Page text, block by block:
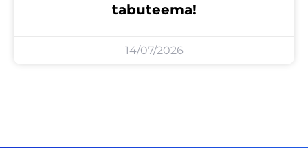
tabuteema!
14/07/2026